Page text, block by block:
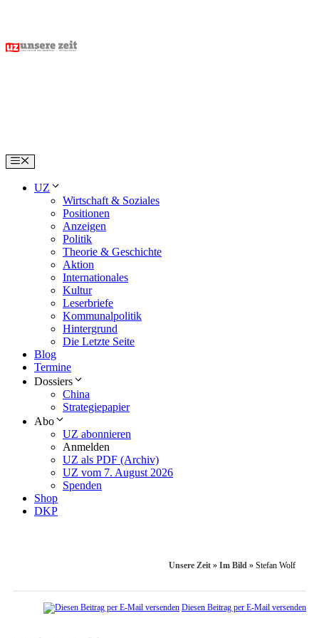
content
Menu
UZ
Wirtschaft & Soziales
Positionen
Anzeigen
Politik
Theorie & Geschichte
Aktion
Internationales
Kultur
Leserbriefe
Kommunalpolitik
Hintergrund
Die Letzte Seite
Blog
Termine
Dossiers
China
Strategiepapier
Abo
UZ abonnieren
Anmelden
UZ als PDF (Archiv)
UZ vom 7. August 2026
Spenden
Shop
DKP
Unsere Zeit » Im Bild » Stefan Wolf
Diesen Beitrag per E-Mail versenden